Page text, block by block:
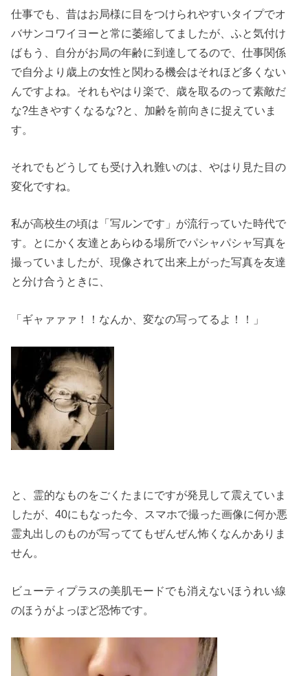
仕事でも、昔はお局様に目をつけられやすいタイプでオ
バサンコワイヨーと常に萎縮してましたが、ふと気付け
ばもう、自分がお局の年齢に到達してるので、仕事関係
で自分より歳上の女性と関わる機会はそれほど多くない
んですよね。それもやはり楽で、歳を取るのって素敵だ
な?生きやすくなるな?と、加齢を前向きに捉えていま
す。
それでもどうしても受け入れ難いのは、やはり見た目の
変化ですね。
私が高校生の頃は「写ルンです」が流行っていた時代で
す。とにかく友達とあらゆる場所でパシャパシャ写真を
撮っていましたが、現像されて出来上がった写真を友達
と分け合うときに、
「ギャァァァ！！なんか、変なの写ってるよ！！」
と、霊的なものをごくたまにですが発見して震えていま
したが、40にもなった今、スマホで撮った画像に何か悪
霊丸出しのものが写っててもぜんぜん怖くなんかありま
せん。
ビューティプラスの美肌モードでも消えないほうれい線
のほうがよっぽど恐怖です。